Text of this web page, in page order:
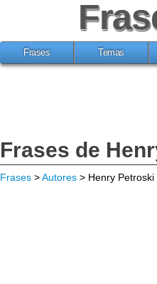
Frases Temas
Frases de
Frases >Autores > Henry Petroski